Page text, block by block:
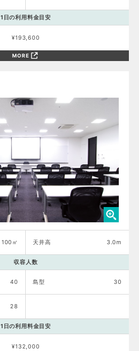
1日の利用料金目安
¥193,600
MORE
100㎡ 天井高 3.0m
収容人数
40 島型 30
28
1日の利用料金目安
¥132,000